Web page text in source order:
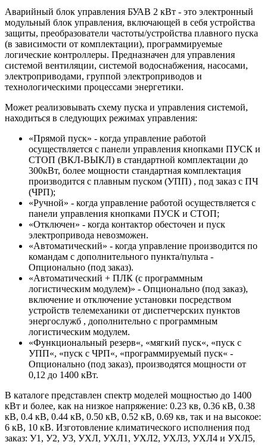
Аварийный блок управления БУАВ 2 кВт - это электронный
модульный блок управления, включающей в себя устройства
защиты, преобразователи частоты/устройства плавного пуска
(в зависимости от комплектации), программируемые
логические контроллеры. Предназначен для управления
системой вентиляции, системой водоснабжения, насосами,
электроприводами, группой электроприводов и
технологическими процессами энергетики.
Может реализовывать схему пуска и управления системой,
находиться в следующих режимах управления:
«Прямой пуск» - когда управление работой
осуществляется с панели управления кнопками ПУСК и
СТОП (ВКЛ-ВЫКЛ) в стандартной комплектации до
300кВт, более мощности стандартная комплектация
производится с плавным пуском (УПП) , под заказ с ПЧ
(ЧРП);
«Ручной» - когда управление работой осуществляется с
панели управления кнопками ПУСК и СТОП;
«Отключен» - когда контактор обесточен и пуск
электропривода невозможен.
«Автоматический» - когда управление производится по
командам с дополнительного пункта/пульта -
Опционально (под заказ).
«Автоматический + ПЛК (с программным
логистическим модулем)» - Опционально (под заказ),
включение и отключение установки посредством
устройств телемеханики от диспетчерских пунктов
энергослужб , дополнительно с программным
логистическим модулем.
«Функциональный резерв«, «мягкий пуск«, «пуск с
УПП«, «пуск с ЧРП«, «программируемый пуск« -
Опционально (под заказ), производятся мощности от
0,12 до 1400 кВт.
В каталоге представлен спектр моделей мощностью до 1400
кВт и более, как на низкое напряжение: 0.23 кв, 0.36 кВ, 0.38
кВ, 0.4 кВ, 0.44 кВ, 0.50 кВ, 0.52 кВ, 0.69 кв, так и на высокое:
6 кВ, 10 кВ. Изготовление климатического исполнения под
заказ: У1, У2, У3, УХЛ, УХЛ1, УХЛ2, УХЛ3, УХЛ4 и УХЛ5,